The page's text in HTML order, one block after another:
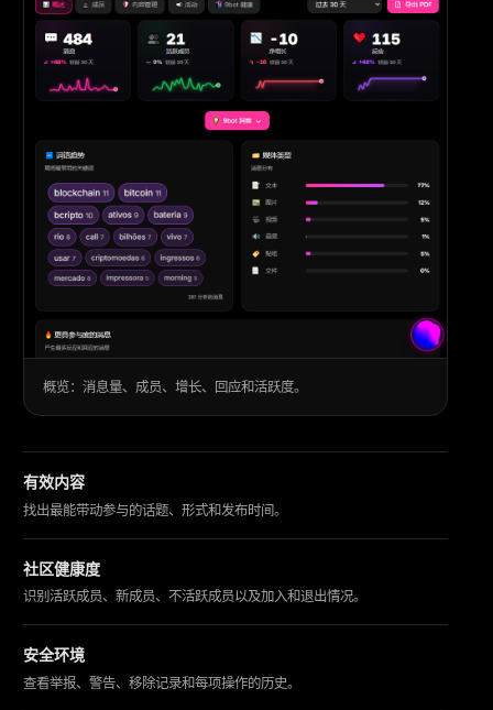
概览：消息量、成员、增长、回应和活跃度。
有效内容
找出最能带动参与的话题、形式和发布时间。
社区健康度
识别活跃成员、新成员、不活跃成员以及加入和退出情况。
安全环境
查看举报、警告、移除记录和每项操作的历史。